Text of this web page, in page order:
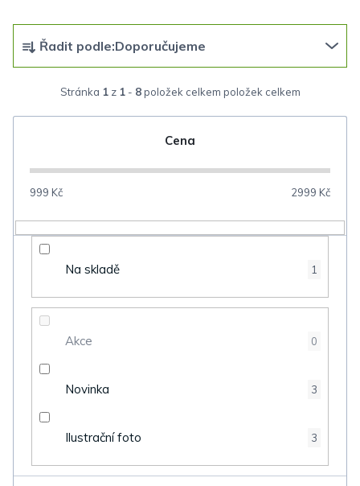
Stránka 1z 1- 8položek celkem
a
e
o
Řadit podle:Doporučujeme
Cena
999 Kč 2999 Kč
Na skladě 1
Akce 0
Novinka 3
Ilustrační foto 3